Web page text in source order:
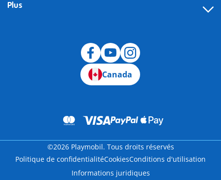
Plus
Canada
©2026 Playmobil. Tous droits réservés
Politique de confidentialitéCookiesConditions d'utilisation
Informations juridiques